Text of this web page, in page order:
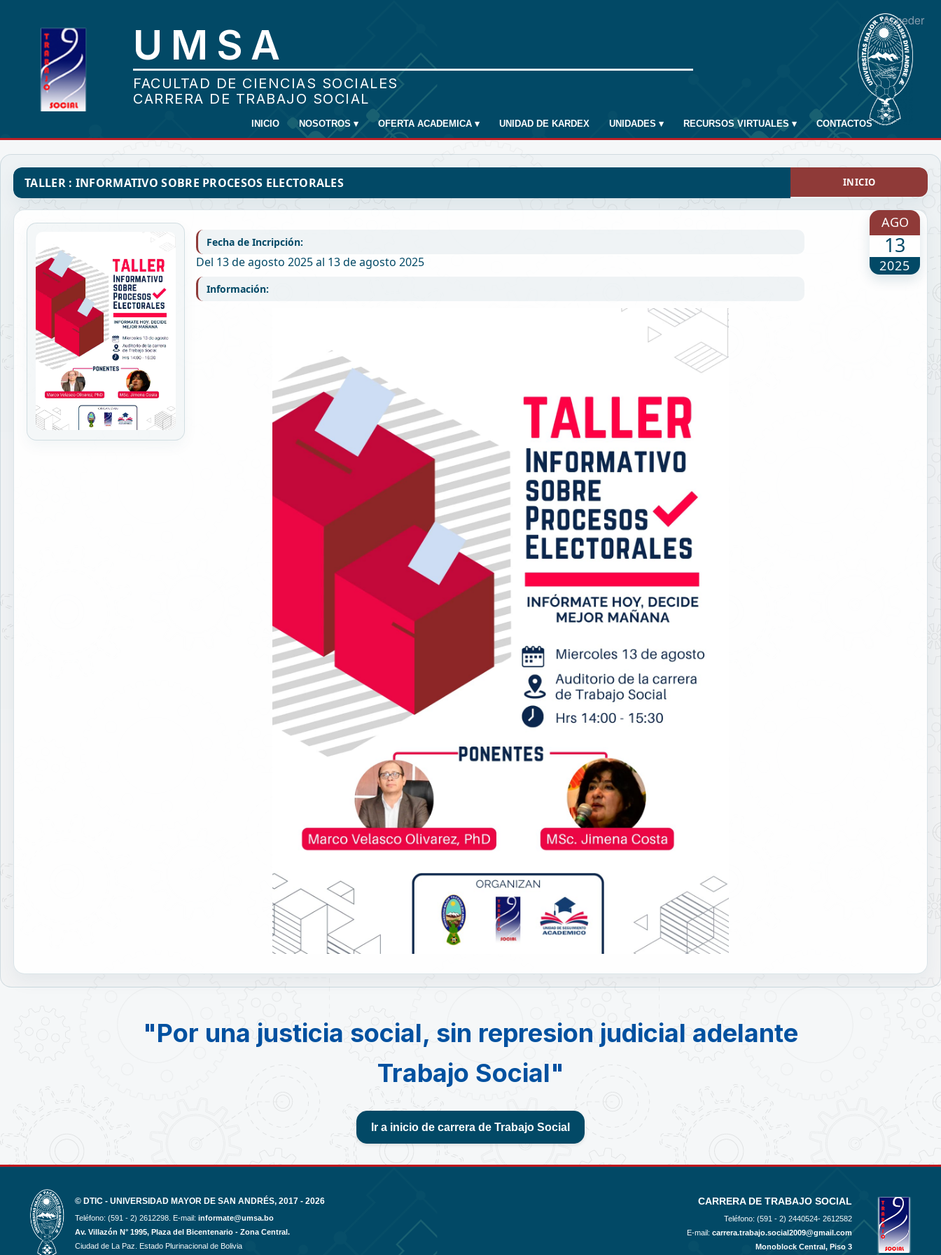
Acceder
INICIO NOSOTROS ▾ OFERTA ACADEMICA ▾ UNIDAD DE KARDEX UNIDADES ▾ RECURSOS VIRTUALES ▾ CONTACTOS
TALLER : INFORMATIVO SOBRE PROCESOS ELECTORALES INICIO
AGO
13
2025
Fecha de Incripción:
Del 13 de agosto 2025 al 13 de agosto 2025
Información:
"Por una justicia social, sin represion judicial adelante
Trabajo Social"
Ir a inicio de carrera de Trabajo Social
© DTIC - UNIVERSIDAD MAYOR DE SAN ANDRÉS, 2017 - 2026
Teléfono: (591 - 2) 2612298. E-mail: informate@umsa.bo
Av. Villazón N° 1995, Plaza del Bicentenario - Zona Central.
Ciudad de La Paz. Estado Plurinacional de Bolivia
CARRERA DE TRABAJO SOCIAL
Teléfono: (591 - 2) 2440524- 2612582
E-mail: carrera.trabajo.social2009@gmail.com
Monoblock Central, Piso 3